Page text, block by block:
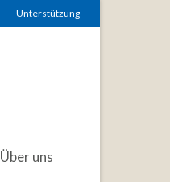
Unterstützung
Über uns